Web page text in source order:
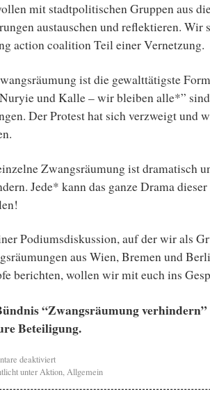
mit stadtpolitischen Gruppen aus
austauschen und reflektieren. Wir
action coalition Teil einer Vernetzung.
ist die gewalttätigste
und Kalle – wir bleiben alle*”
Der Protest hat sich verzweigt und
Zwangsräumung ist dramatisch
Jede* kann das ganze Drama
Podiumsdiskussion, auf der wir als
aus Wien, Bremen und
berichten, wollen wir mit euch ins
“Zwangsräumung
Beteiligung.
deaktiviert
unterAktion,Allgemein